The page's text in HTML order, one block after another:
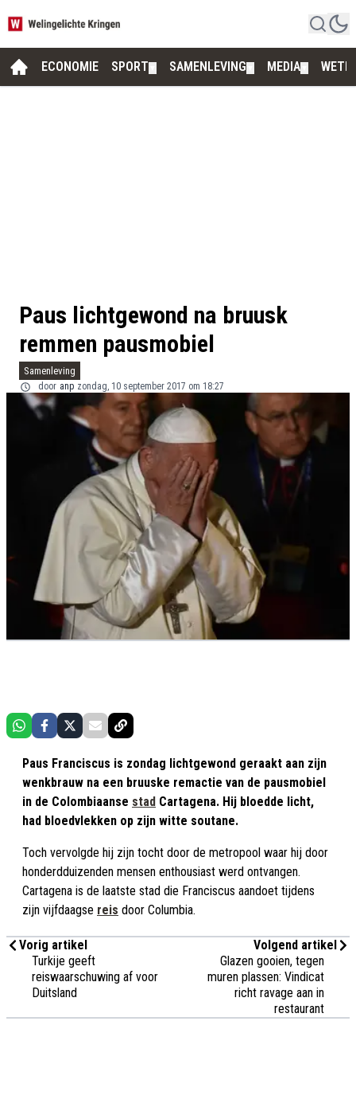
ECONOMIE SPORT SAMENLEVING MEDIA
Paus lichtgewond na bruusk
remmen pausmobiel
Samenleving
door anp zondag, 10 september 2017 om 18:27
Paus Franciscus is zondag lichtgewond geraakt aan zijn
wenkbrauw na een bruuske remactie van de pausmobiel
in de Colombiaanse stad Cartagena. Hij bloedde licht,
had bloedvlekken op zijn witte soutane.
Toch vervolgde hij zijn tocht door de metropool waar hij door
honderdduizenden mensen enthousiast werd ontvangen.
Cartagena is de laatste stad die Franciscus aandoet tijdens
zijn vijfdaagse reis door Columbia.
Vorig artikel
Turkije geeft
reiswaarschuwing af voor
Duitsland
Volgend artikel
Glazen gooien, tegen
muren plassen: Vindicat
richt ravage aan in
restaurant